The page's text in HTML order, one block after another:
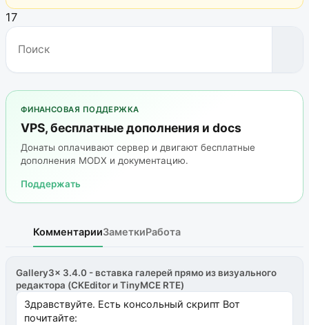
17
ФИНАНСОВАЯ ПОДДЕРЖКА
VPS, бесплатные дополнения и docs
Донаты оплачивают сервер и двигают бесплатные
дополнения MODX и документацию.
Поддержать
КомментарииЗаметкиРабота
Gallery3x 3.4.0 - вставка галерей прямо из визуального
редактора (CKEditor и TinyMCE RTE)
Здравствуйте. Есть консольный скрипт Вот
почитайте: